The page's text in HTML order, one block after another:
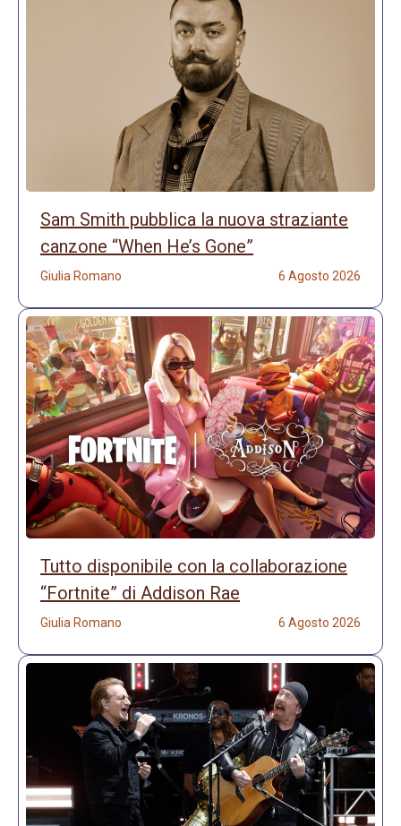
Sam Smith pubblica la nuova straziante
canzone “When He’s Gone”
Giulia Romano 6 Agosto 2026
Tutto disponibile con la collaborazione
“Fortnite” di Addison Rae
Giulia Romano 6 Agosto 2026